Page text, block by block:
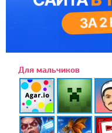
Для мальчиков